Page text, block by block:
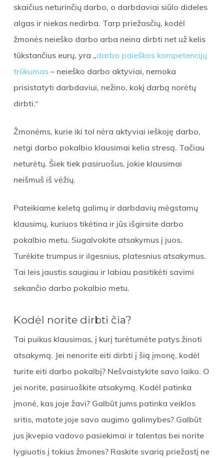
skaičius neturinčių darbo, o darbdaviai siūlo dideles
algas ir niekas nedirba. Tarp priežasčių, kodėl
žmonės neieško darbo arba neina dirbti net už kelis
tūkstančius eurų, yra „darbo paieškos kompetencijų
trūkumas– neieško darbo aktyviai, nemoka
prisistatyti darbdaviui, nežino, kokį darbą norėtų
dirbti.“
Žmonėms, kurie iki tol nėra aktyviai ieškoję darbo,
netgi darbo pokalbio klausimai kelia stresą. Tačiau
neturėtų. Šiek tiek pasiruošus, jokie klausimai
neišmuš iš vėžių.
Pateikiame keletą galimų ir darbdavių mėgstamų
klausimų, kuriuos tikėtina ir jūs išgirsite darbo
pokalbio metu. Sugalvokite atsakymus į juos.
Turėkite trumpus ir ilgesnius, platesnius atsakymus.
Tai leis jaustis saugiau ir labiau pasitikėti savimi
sekančio darbo pokalbio metu.
Kodėl norite dirbti čia?
Tai puikus klausimas, į kurį turėtumėte patys žinoti
atsakymą. Jei nenorite eiti dirbti į šią įmonę, kodėl
turite eiti darbo pokalbį? Nešvaistykite savo laiko. O
jei norite, pasiruoškite atsakymą. Kodėl patinka
įmonė, kas joje žavi? Galbūt jums patinka veiklos
sritis, matote joje savo augimo galimybes? Galbūt
jus įkvepia vadovo pasiekimai ir talentas bei norite
lygiuotis į tokius žmones? Raskite svarią priežastį ne